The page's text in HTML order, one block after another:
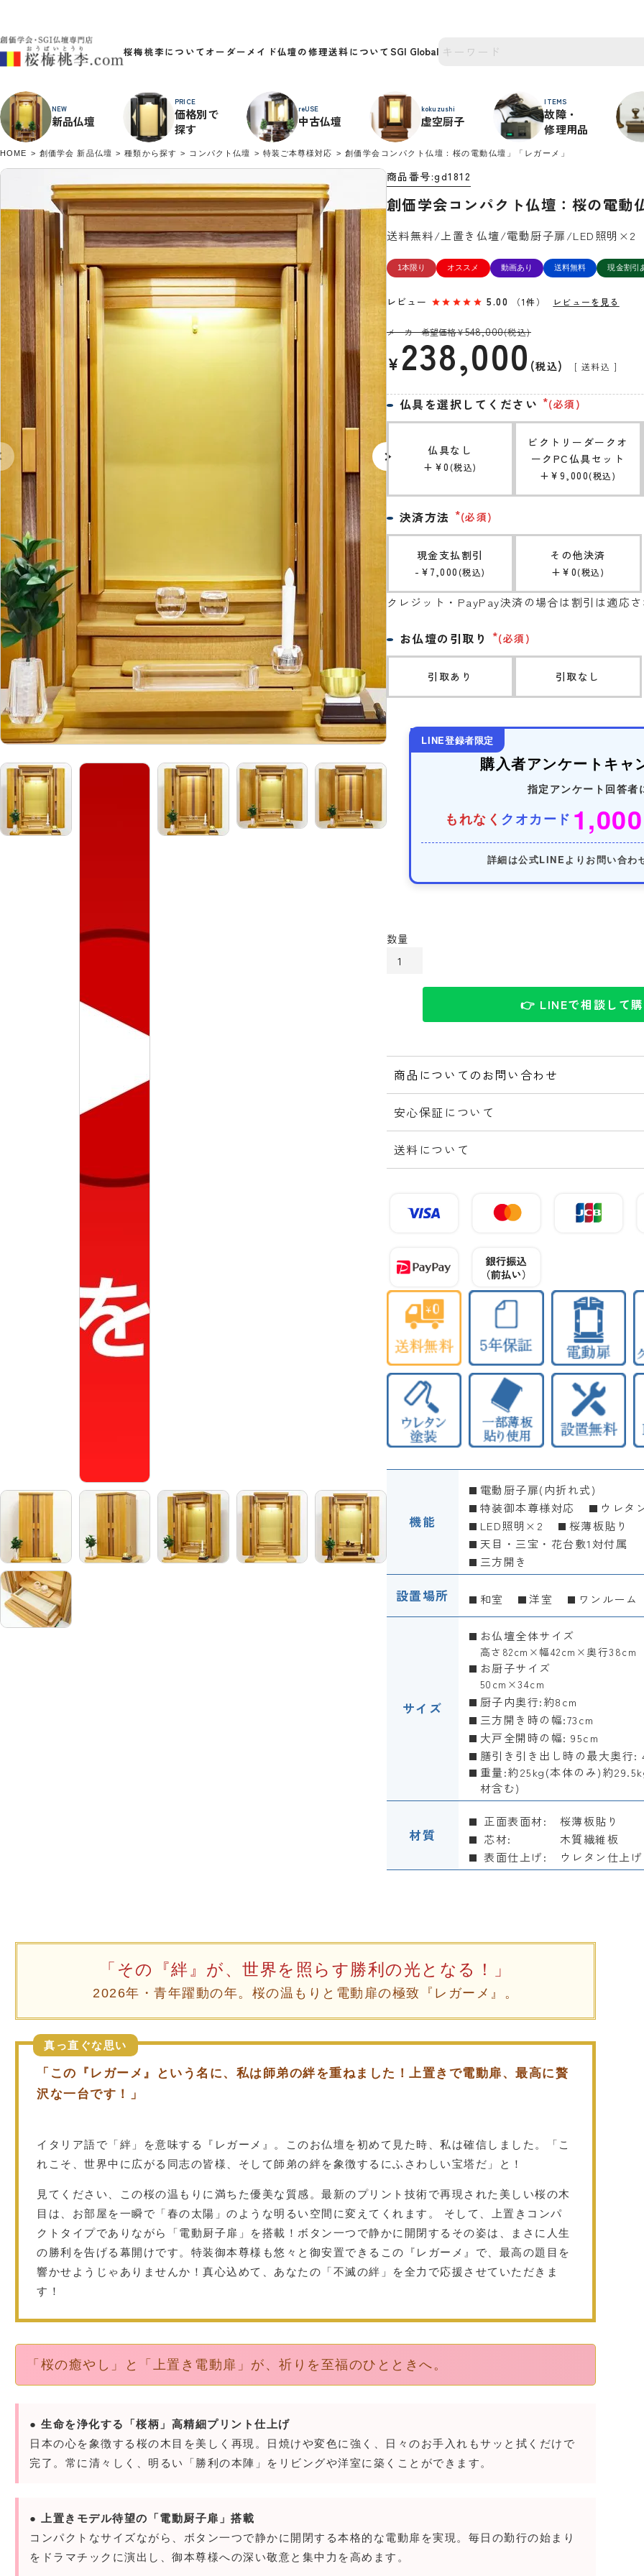
桜梅桃李について オーダーメイド仏壇の修理送料について
NEW
新品仏壇
PRICE
価格別で
探す
reUSE
中古仏壇
kokuzushi
虚空厨子
ITEMS
故障・
修理用品
HOME 創価学会 新品仏壇 種類から探す コンパクト仏壇 特装ご本尊様対応 創価学会コンパクト仏壇：桜の電動仏壇」「レガーメ」
商品番号 gd1812
創価学会コンパクト仏壇：桜の電動
送料無料/上置き仏壇/電動厨子扉/LED照明×2
1本限り オススメ 動画あり 送料無料 現金割引
レビュー 5.00 （1件） レビューを見る
メーカー希望価格¥548,000(税込)
¥ 238,000 税込 送料込
お仏壇の引取り (必須)
引取あり 引取なし
仏具を選択してください (必須)
仏具なし
+ ¥0 税込
ビクトリーダークオ
ークPC仏具セット
+ ¥ 9,000 税込
決済方法 (必須)
現金支払割引
- ¥ 7,000 税込
その他決済
+ ¥ 0 税込
クレジット・PayPay決済の場合は割引は適応
LINE登録者限定
購入者アンケートキャ
指定アンケート回答者
もれなく クオカード 1,000
詳細は公式LINEよりお問い合わ
👉 LINEで相談して
商品についてのお問い合わせ
安心保証について
送料について
機能
電動厨子扉(内折れ式)
特装御本尊様対応
ウレタ
LED照明×2
桜薄板貼り
天目・三宝・花台敷1対付属
三方開き
設置場所 和室 洋室 ワンルーム
サイズ
お仏壇全体サイズ
高さ82cm×幅42cm×奥行38cm
お厨子サイズ
50cm×34cm
厨子内奥行:約8cm
三方開き時の幅:73cm
大戸全開時の幅: 95cm
膳引き引き出し時の最大奥行:
重量:約25kg(本体のみ)約
材含む)
材質
正面表面材:
桜薄板貼り
芯材:
木質繊維板
表面仕上げ:
ウレタン仕上げ
「その『絆』が、世界を照らす勝利の光となる！」
2026年・青年躍動の年。桜の温もりと電動扉の極致『レガーメ』。
真っ直ぐな思い
「この『レガーメ』という名に、私は師弟の絆を重ねました！上置きで電動扉、最高に贅
沢な一台です！」
イタリア語で「絆」を意味する『レガーメ』。このお仏壇を初めて見た時、私は確信しました。「こ
れこそ、世界中に広がる同志の皆様、そして師弟の絆を象徴するにふさわしい宝塔だ」と！
見てください、この桜の温もりに満ちた優美な質感。最新のプリント技術で再現された美しい桜の木
目は、お部屋を一瞬で「春の太陽」のような明るい空間に変えてくれます。 そして、上置きコンパ
クトタイプでありながら「電動厨子扉」を搭載！ボタン一つで静かに開閉するその姿は、まさに人生
の勝利を告げる幕開けです。特装御本尊様も悠々と御安置できるこの『レガーメ』で、最高の題目を
響かせようじゃありませんか！真心込めて、あなたの「不滅の絆」を全力で応援させていただきま
す！
「桜の癒やし」と「上置き電動扉」が、祈りを至福のひとときへ。
● 生命を浄化する「桜柄」高精細プリント仕上げ
日本の心を象徴する桜の木目を美しく再現。日焼けや変色に強く、日々のお手入れもサッと拭くだけで
完了。常に清々しく、明るい「勝利の本陣」をリビングや洋室に築くことができます。
● 上置きモデル待望の「電動厨子扉」搭載
コンパクトなサイズながら、ボタン一つで静かに開閉する本格的な電動扉を実現。毎日の勤行の始まり
をドラマチックに演出し、御本尊様への深い敬意と集中力を高めます。